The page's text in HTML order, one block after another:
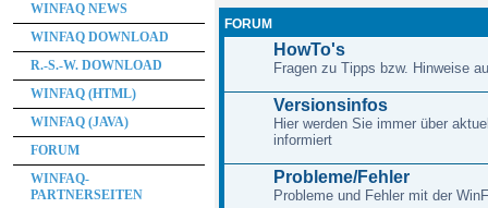
FORUM
HowTo's
Fragen zu Tipps bzw. Hinweise
Versionsinfos
Hier werden Sie immer über
informiert
Probleme/Fehler
Probleme und Fehler mit der
WINFAQ NEWS
WINFAQ DOWNLOAD
R.-S.-W. DOWNLOAD
WINFAQ (HTML)
WINFAQ (JAVA)
FORUM
WINFAQ-
PARTNERSEITEN